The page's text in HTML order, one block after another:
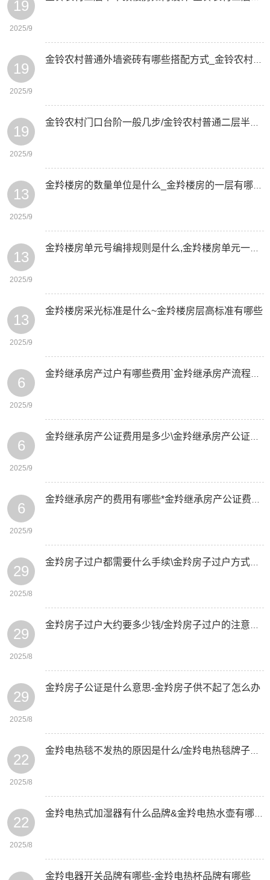
19
2025/9
19
2025/9
19
2025/9
13
2025/9
13
2025/9
13
2025/9
金羚楼房采光标准是什么~金羚楼房层高标准有哪些
6
2025/9
6
2025/9
6
2025/9
29
2025/8
29
2025/8
29
2025/8
金羚房子公证是什么意思-金羚房子供不起了怎么办
22
2025/8
22
2025/8
金羚电器开关品牌有哪些-金羚电热杯品牌有哪些